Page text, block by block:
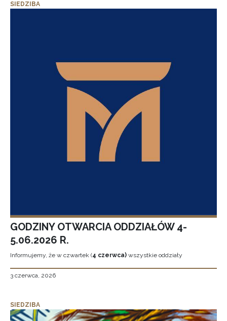
SIEDZIBA
GODZINY OTWARCIA ODDZIAŁÓW 4-
5.06.2026 R.
Informujemy, że w czwartek (4 czerwca) wszystkie oddziały
3 czerwca, 2026
SIEDZIBA